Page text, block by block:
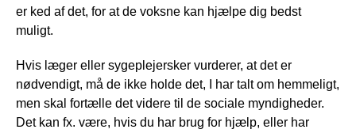
er ked af det, for at de voksne kan hjælpe dig bedst
muligt.
Hvis læger eller sygeplejersker vurderer, at det er
nødvendigt, må de ikke holde det, I har talt om hemmeligt,
men skal fortælle det videre til de sociale myndigheder.
Det kan fx. være, hvis du har brug for hjælp, eller har